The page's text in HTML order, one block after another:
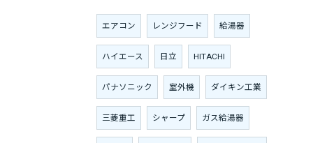
エアコン レンジフード 給湯器
ハイエース 日立 HITACHI
パナソニック 室外機 ダイキン工業
三菱重工 シャープ ガス給湯器